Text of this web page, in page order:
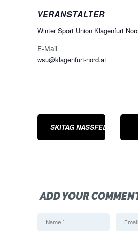
VERANSTALTER
Winter Sport Union Klagenfurt
E-Mail
wsu@klagenfurt-nord.at
SKITAG NASSFELD
ADD YOUR